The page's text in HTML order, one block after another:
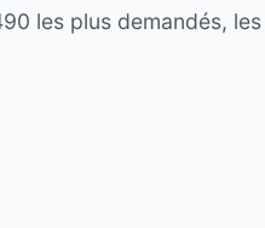
les plus demandés,